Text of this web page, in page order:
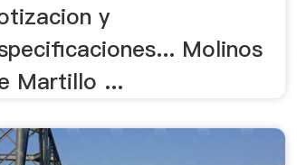
y
Molinos
Martillo ...